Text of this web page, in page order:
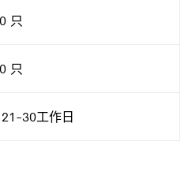
只
只
30工作日